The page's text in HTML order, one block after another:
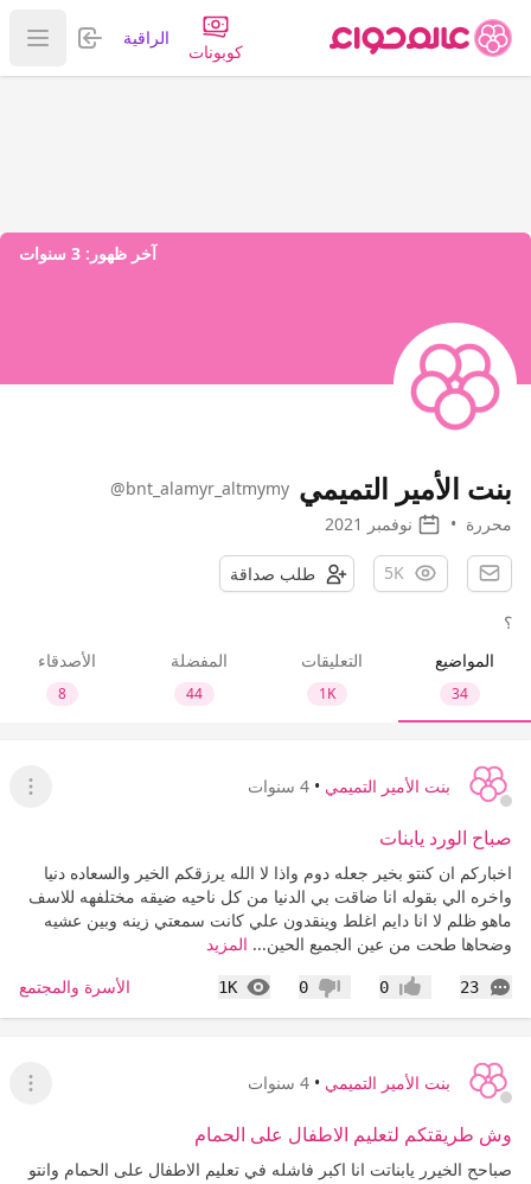
كوبونات
الراقية تسجيل
عرض
آخر ظهور: 3 سنوات
بنت الأمير التميمي @bnt_alamyr_altmymy
محررة • نوفمبر 2021
5K طلب صداقة
؟
المواضيع
34
التعليقات
1K
المفضلة
44
الأصدقاء
8
بنت الأمير التميمي • 4 سنوات
عرض
صباح الورد يابنات
اخباركم ان كنتو بخير جعله دوم واذا لا الله يرزقكم الخير والسعاده دنيا
واخره الي بقوله انا ضاقت بي الدنيا من كل ناحيه ضيقه مختلفهه للاسف
ماهو ظلم لا انا دايم اغلط وينقدون علي كانت سمعتي زينه وبين عشيه
وضحاها طحت من عين الجميع الحين... المزيد
23
التعليقات إعجاب0 عدم إعجاب
0
1K
المشاهدات الأسرة والمجتمع
بنت الأمير التميمي • 4 سنوات
عرض
وش طريقتكم لتعليم الاطفال على الحمام
صباحح الخيرر يابناتت انا اكبر فاشله في تعليم الاطفال على الحمام وانتو